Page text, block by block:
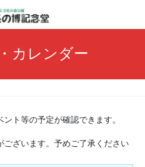
カレンダー
ト等の予定が確認できます。
ざいます。予めご了承ください